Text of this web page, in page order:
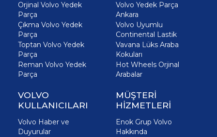
Orjinal Volvo Yedek
Parça
Çıkma Volvo Yedek
Parça
Toptan Volvo Yedek
Parça
Reman Volvo Yedek
Parça
Volvo Yedek Parça
Ankara
Volvo Uyumlu
Continental Lastik
Vavana Lüks Araba
Kokuları
Hot Wheels Orjinal
Arabalar
VOLVO
KULLANICILARI
Volvo Haber ve
Duyurular
MÜŞTERİ
HİZMETLERİ
Enok Grup Volvo
Hakkında